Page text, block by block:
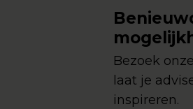
Bezoek
laat je
inspireren.